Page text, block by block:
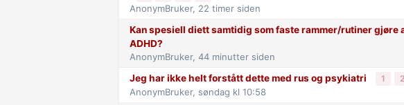
AnonymBruker, 22 timer siden
Kan spesiell diett samtidig som faste rammer/rutiner gjøre
ADHD?
AnonymBruker, 44 minutter siden
Jeg har ikke helt forstått dette med rus og psykiatri 1 2
AnonymBruker, søndag kl 10:58